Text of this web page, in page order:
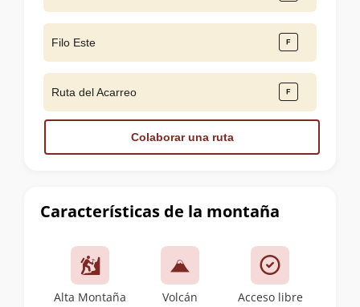
Características de la montaña
Alta Montaña Volcán Acceso libre
Filo Este
Ruta del Acarreo
Colaborar una ruta